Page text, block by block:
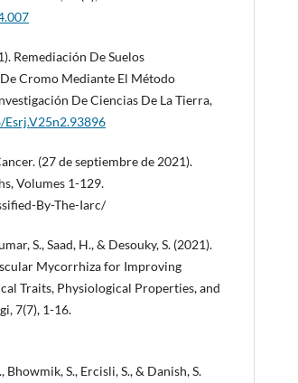
Remediación De Suelos
Cromo Mediante El Método
De Ciencias De La Tierra,
(27 de septiembre de 2021).
Volumes 1-129.
By-The-Iarc/
S., Saad, H., & Desouky, S. (2021).
Mycorrhiza for Improving
Traits, Physiological Properties, and
7(7), 1-16.
S., Ercisli, S., & Danish, S.